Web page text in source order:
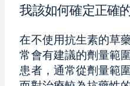
我該如何確定正確
在不使用抗生素的草
常會有建議的劑量範
患者，通常從劑量範